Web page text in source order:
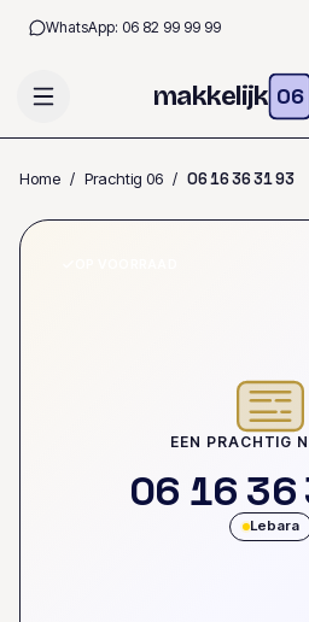
WhatsApp: 06 82 99 99 99
makkelijk 06
Home / Prachtig 06 / 0616363193
EEN PRACHTIG
06 16 36
Lebara